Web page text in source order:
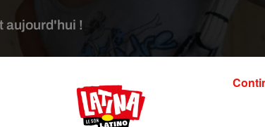
aujourd'hui !
plutôt que transpiration et salle de sport. Je
je vous présente ce qui sera peut-être